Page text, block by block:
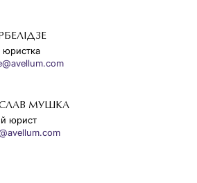
юристка
МУШКА
юрист